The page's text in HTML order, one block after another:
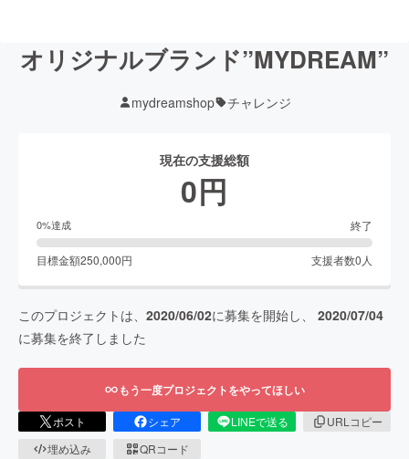
オリジナルブランド”MYDREAM”
mydreamshop チャレンジ
現在の支援総額
0円
0%達成 終了
目標金額250,000円 支援者数0 人
このプロジェクトは、 2020/06/02に募集を開始し、 2020/07/04
に募集を終了しました
もう一度プロジェクトをやってほしい
ポスト シェア LINEで送る
URLコピー
埋め込み
QRコード